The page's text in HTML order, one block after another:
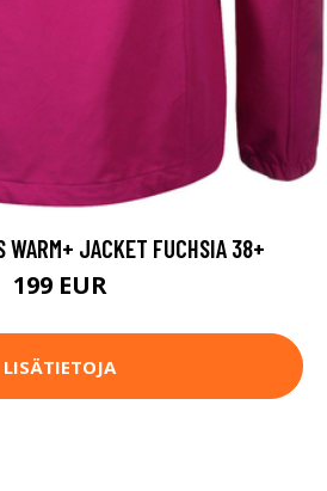
WARM+ JACKET FUCHSIA 38+
199 EUR
LISÄTIETOJA